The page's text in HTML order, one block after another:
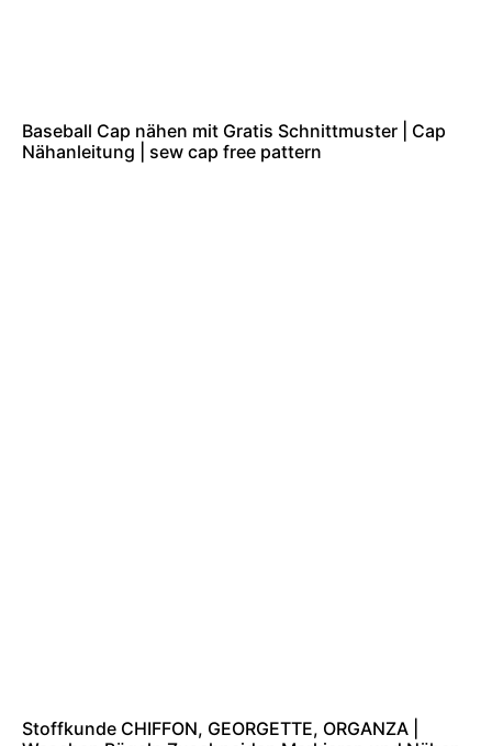
Baseball Cap nähen mit Gratis Schnittmuster | Cap
Nähanleitung | sew cap free pattern
Stoffkunde CHIFFON, GEORGETTE, ORGANZA |